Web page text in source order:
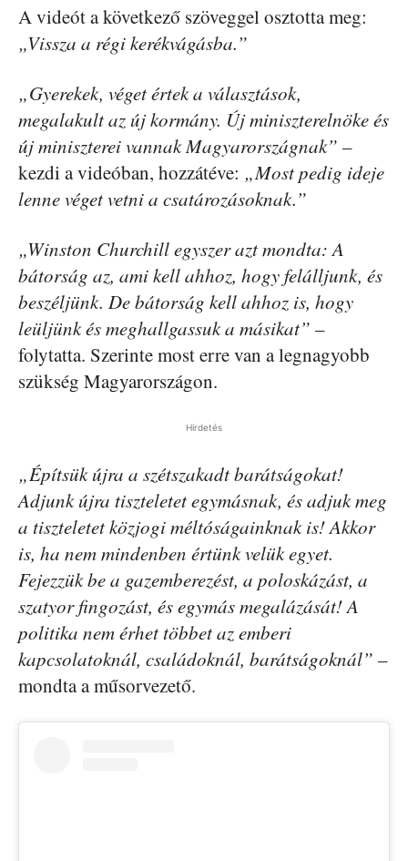
A videót a következő szöveggel osztotta meg:
„Vissza a régi kerékvágásba.”
„Gyerekek, véget értek a választások,
megalakult az új kormány. Új miniszterelnöke és
új miniszterei vannak Magyarországnak” –
kezdi a videóban, hozzátéve: „Most pedig ideje
lenne véget vetni a csatározásoknak.”
„Winston Churchill egyszer azt mondta: A
bátorság az, ami kell ahhoz, hogy felálljunk, és
beszéljünk. De bátorság kell ahhoz is, hogy
leüljünk és meghallgassuk a másikat” –
folytatta. Szerinte most erre van a legnagyobb
szükség Magyarországon.
Hirdetés
„Építsük újra a szétszakadt barátságokat!
Adjunk újra tiszteletet egymásnak, és adjuk meg
a tiszteletet közjogi méltóságainknak is! Akkor
is, ha nem mindenben értünk velük egyet.
Fejezzük be a gazemberezést, a poloskázást, a
szatyor fingozást, és egymás megalázását! A
politika nem érhet többet az emberi
kapcsolatoknál, családoknál, barátságoknál” –
mondta a műsorvezető.